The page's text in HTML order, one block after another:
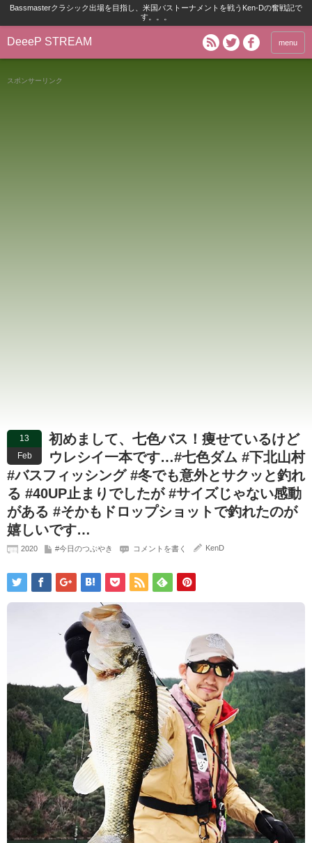
Bassmasterクラシック出場を目指し、米国バストーナメントを戦うKen-Dの奮戦記で
す。。。
DeeeP STREAM menu
スポンサーリンク
13
Feb
初めまして、七色バス！痩せているけど
ウレシイ一本です…#七色ダム #下北山村
#バスフィッシング #冬でも意外とサクッと釣れ
る #40UP止まりでしたが #サイズじゃない感動
がある #そかもドロップショットで釣れたのが
嬉しいです…
2020 #今日のつぶやき コメントを書く KenD